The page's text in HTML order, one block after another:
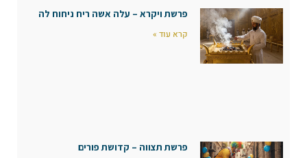
פרשת ויקרא – עלה אשה ריח ניחוח לה
קרא עוד »
פרשת תצווה – קדושת פורים